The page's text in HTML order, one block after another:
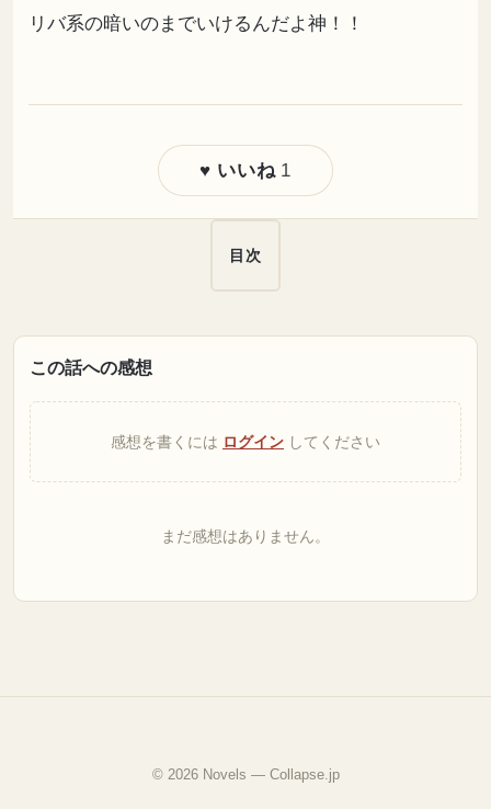
リバ系の暗いのまでいけるんだよ神！！
♥ いいね 1
目次
この話への感想
感想を書くには ログイン してください
まだ感想はありません。
© 2026 Novels — Collapse.jp